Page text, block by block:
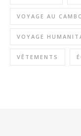
VOYAGE AU
VOYAGE
VÊTEMENTS